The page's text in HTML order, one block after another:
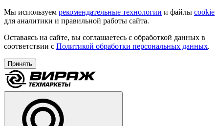
Мы используем рекомендательные технологии и файлы cookie
для аналитики и правильной работы сайта.
Оставаясь на сайте, вы соглашаетесь с обработкой данных в
соответствии с Политикой обработки персональных данных.
Принять